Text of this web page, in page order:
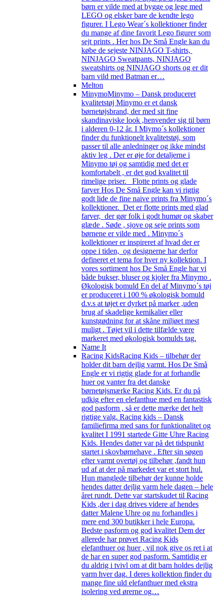
børn er vilde med at bygge og lege med
LEGO og elsker bare de kendte lego
figurer. I Lego Wear´s kollektioner finder
du mange af dine favorit Lego figurer som
sejt prints . Her hos De Små Engle kan du
købe de sejeste NINJAGO T-shirts,
NINJAGO Sweatpants, NINJAGO
sweatshirts og NINJAGO shorts og er dit
barn vild med Batman er…
Melton
MinymoMinymo – Dansk produceret
kvalitetstøj Minymo er et dansk
børnetøjsbrand, der med sit fine
skandinaviske look ,henvender sig til børn
i alderen 0-12 år. I Miymo´s kollektioner
finder du funktionelt kvalitetstøj, som
passer til alle anledninger og ikke mindst
aktiv leg . Der er øje for detaljerne i
Minymo tøj og samtidig med det er
komfortabelt , er det god kvalitet til
rimelige priser. Flotte prints og glade
farver Hos De Små Engle kan vi rigtig
godt lide de fine naive prints fra Minymo´s
kollektioner. Det er flotte prints med glad
farver, der gør folk i godt humør og skaber
glæde . Søde , sjove og seje prints som
børnene er vilde med . Minymo´s
kollektioner er inspireret af hvad der er
oppe i tiden, og designerne har derfor
defineret et tema for hver ny kollektion. I
vores sortiment hos De Små Engle har vi
både bukser, bluser og kjoler fra Minymo .
Økologisk bomuld En del af Minymo´s tøj
er produceret i 100 % økologisk bomuld
d.v.s at tøjet er dyrket på marker ,uden
brug af skadelige kemikalier eller
kunstgødning for at skåne miljøet mest
muligt . Tøjet vil i dette tilfælde være
markeret med økologisk bomulds tag.
Name It
Racing KidsRacing Kids – tilbehør der
holder dit barn dejlig varmt. Hos De Små
Engle er vi rigtig glade for at forhandle
huer og vanter fra det danske
børnetøjsmærke Racing Kids. Er du på
udkig efter en elefanthue med en fantastisk
god pasform , så er dette mærke det helt
rigtige valg. Racing kids – Dansk
familiefirma med sans for funktionalitet og
kvalitet I 1991 startede Gitte Uhre Racing
Kids. Hendes datter var på det tidspunkt
startet i skovbørnehave . Efter sin søgen
efter varmt overtøj og tilbehør ,fandt hun
ud af at der på markedet var et stort hul.
Hun manglede tilbehør der kunne holde
hendes datter dejlig varm hele dagen – hele
året rundt. Dette var startskudet til Racing
Kids ,der i dag drives videre af hendes
datter Malene Uhre og nu forhandles i
mere end 300 butikker i hele Europa.
Bedste pasform og god kvalitet Dem der
allerede har prøvet Racing Kids
elefanthuer og huer , vil nok give os ret i at
de har en super god pasform. Samtidig er
du aldrig i tvivl om at dit barn holdes dejlig
varm hver dag. I deres kollektion finder du
mange fine uld elefanthuer med ekstra
isolering ved ørerne og…